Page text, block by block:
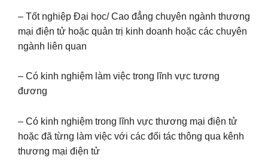
– Tốt nghiệp Đại học/ Cao đẳng chuyên ngành thương
mại điện tử hoặc quản trị kinh doanh hoặc các chuyên
ngành liên quan
– Có kinh nghiệm làm việc trong lĩnh vực tương
đương
– Có kinh nghiệm trong lĩnh vực thương mại điện tử
hoặc đã từng làm việc với các đối tác thông qua kênh
thương mại điện tử